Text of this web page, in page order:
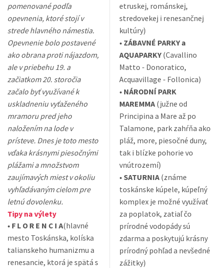
pomenované podľa
opevnenia, ktoré stojí v
strede hlavného námestia.
Opevnenie bolo postavené
ako obrana proti nájazdom,
ale v priebehu 19. a
začiatkom 20. storočia
začalo byť využívané k
uskladneniu vyťaženého
mramoru pred jeho
naložením na lode v
prísteve. Dnes je toto mesto
vďaka krásnymi piesočnými
plážami a množstvom
zaujímavých miest v okoliu
vyhľadávaným cielom pre
letnú dovolenku.
Tipy na výlety
• F L O R E N C I A(hlavné
mesto Toskánska, kolíska
talianskeho humanizmu a
renesancie, ktorá je spätá s
etruskej, románskej,
stredovekej i renesančnej
kultúry)
• ZÁBAVNÉ PARKY a
AQUAPARKY(Cavallino
Matto - Donoratico,
Acquavillage - Follonica)
• NÁRODNÍ PARK
MAREMMA (južne od
Principina a Mare až po
Talamone, park zahŕňa ako
pláž, more, piesočné duny,
tak i blízke pohorie vo
vnútrozemí)
• SATURNIA (známe
toskánske kúpele, kúpeľný
komplex je možné využívať
za poplatok, zatiaľ čo
prírodné vodopády sú
zdarma a poskytujú krásny
prírodný pohľad a nevšedné
zážitky)